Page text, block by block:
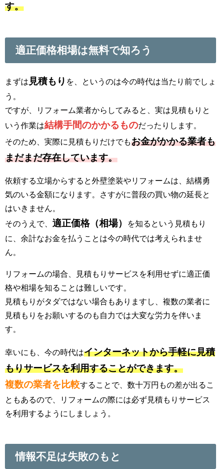
す。
適正価格相場は無料で知ろう
まずは 見積もり を、というのは今の時代は当たり前でしょ
う。
ですが、リフォーム業者からしてみると、実は見積もりと
いう作業は結構手間のかかるものだったりします。
そのため、実際に見積もりだけでもお金がかかる業者も
まだまだ存在しています。
依頼する立場からすると外壁塗装やリフォームは、結構勇
気のいる金額になります。さすがに普段の買い物の延長と
はいきません。
そのうえで、 適正価格（相場）
を知るという見積もり
に、余計なお金を払うことは今の時代では考えられませ
ん。
リフォームの場合、見積もりサービスを利用せずに適正価
格や相場を知ることは難しいです。
見積もりがタダではない場合もありますし、複数の業者に
見積もりをお願いするのも自力では大変な労力を伴いま
す。
幸いにも、今の時代はインターネットから手軽に見積
もりサービスを利用することができます。
複数の業者を比較することで、数十万円もの差が出るこ
ともあるので、リフォームの際には必ず見積もりサービス
を利用するようにしましょう。
情報不足は失敗のもと